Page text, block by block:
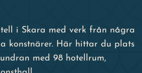
i Skara med verk från några
konstnärer. Här hittar du plats
med 98 hotellrum,